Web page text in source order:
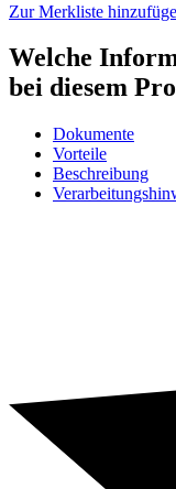
Zur Merkliste
Welche
bei diesem
Dokumente
Vorteile
Beschreibung